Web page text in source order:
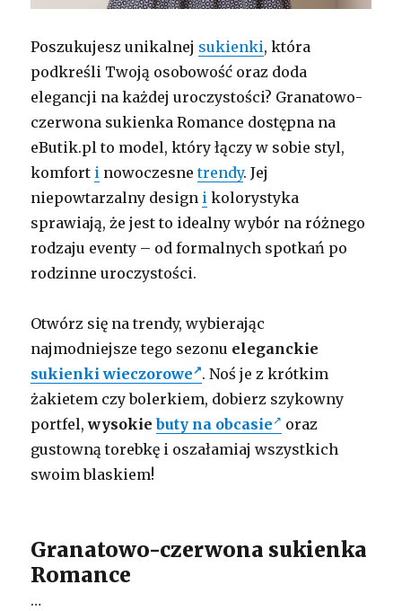
Poszukujesz unikalnej sukienki, która
podkreśli Twoją osobowość oraz doda
elegancji na każdej uroczystości? Granatowo-
czerwona sukienka Romance dostępna na
eButik.pl to model, który łączy w sobie styl,
komfort i nowoczesnetrendy. Jej
niepowtarzalny design i kolorystyka
sprawiają, że jest to idealny wybór na różnego
rodzaju eventy – od formalnych spotkań po
rodzinne uroczystości.
Otwórz się na trendy, wybierając
najmodniejsze tego sezonu eleganckie
sukienki wieczorowe . Noś je z krótkim
żakietem czy bolerkiem, dobierz szykowny
portfel,wysokiebuty na obcasie
oraz
gustowną torebkę i oszałamiaj wszystkich
swoim blaskiem!
Granatowo-czerwona sukienka
Romance
…